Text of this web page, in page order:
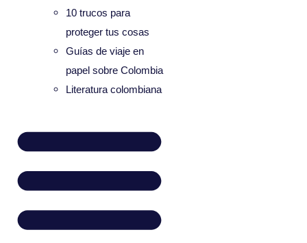
10 trucos para
proteger tus cosas
Guías de viaje en
papel sobre Colombia
Literatura colombiana